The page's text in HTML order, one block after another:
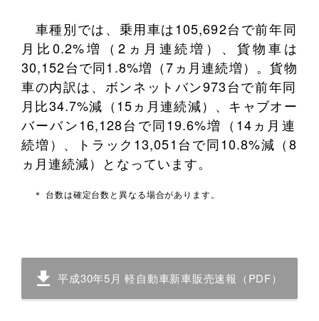
車種別では、乗用車は105,692台で前年同
月比0.2%増（2ヵ月連続増）、貨物車は
30,152台で同1.8%増（7ヵ月連続増）。貨物
車の内訳は、ボンネットバン973台で前年同
月比34.7%減（15ヵ月連続減）、キャブオー
バーバン16,128台で同19.6%増（14ヵ月連
続増）、トラック13,051台で同10.8%減（8
ヵ月連続減）となっています。
＊ 台数は確定台数と異なる場合があります。
平成30年5月 軽自動車新車販売速報（PDF）